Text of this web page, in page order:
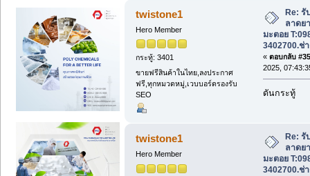
twistone1
Hero Member
กระทู้: 3401
ขายฟรีสินค้าในไทย,ลงประกาศ
ฟรี,ทุกหมวดหมู่,เวบบอร์ดรองรับ
SEO
Re: รั
ลาดย
มะตอย
3402700.ช่
« ตอบกลับ
2025,
ดันกระทู้
twistone1
Hero Member
Re: รั
ลาดย
มะตอย
3402700.ช่